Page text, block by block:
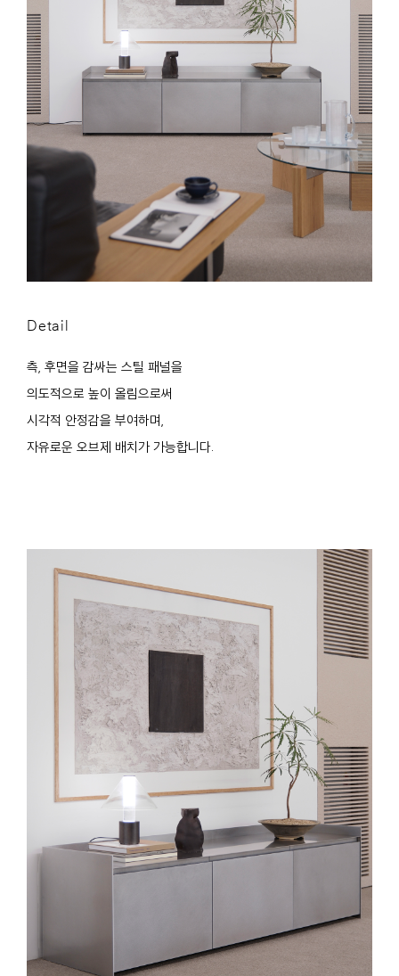
Detail
측, 후면을 감싸는 스틸 패널을
의도적으로 높이 올림으로써
시각적 안정감을 부여하며,
자유로운 오브제 배치가 가능합니다.